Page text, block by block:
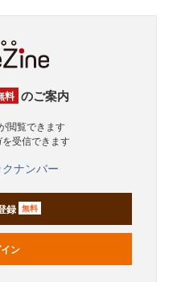
料 のご案内
閲覧できます
を受信できます
ナンバー
録 無料
ン